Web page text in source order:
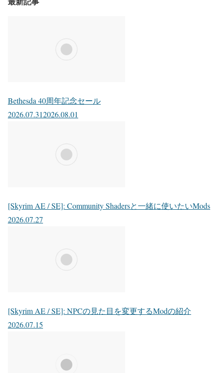
Bethesda 40周年記念セール
2026.07.312026.08.01
[Skyrim AE / SE]: Community Shadersと一緒に使いたいMods
2026.07.27
[Skyrim AE / SE]: NPCの見た目を変更するModの紹介
2026.07.15